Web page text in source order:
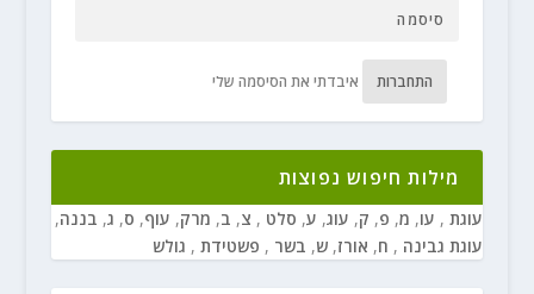
התחברות איבדתי את הסיסמה שלי
מילות חיפוש נפוצות
עוגת , עו, מ, פ, ק, עוג, ע, סלט , צ, ב, מרק, עוף, ס, ג, בננה,
עוגת גבינה , ח, אורז, ש, בשר , פשטידת , גולש